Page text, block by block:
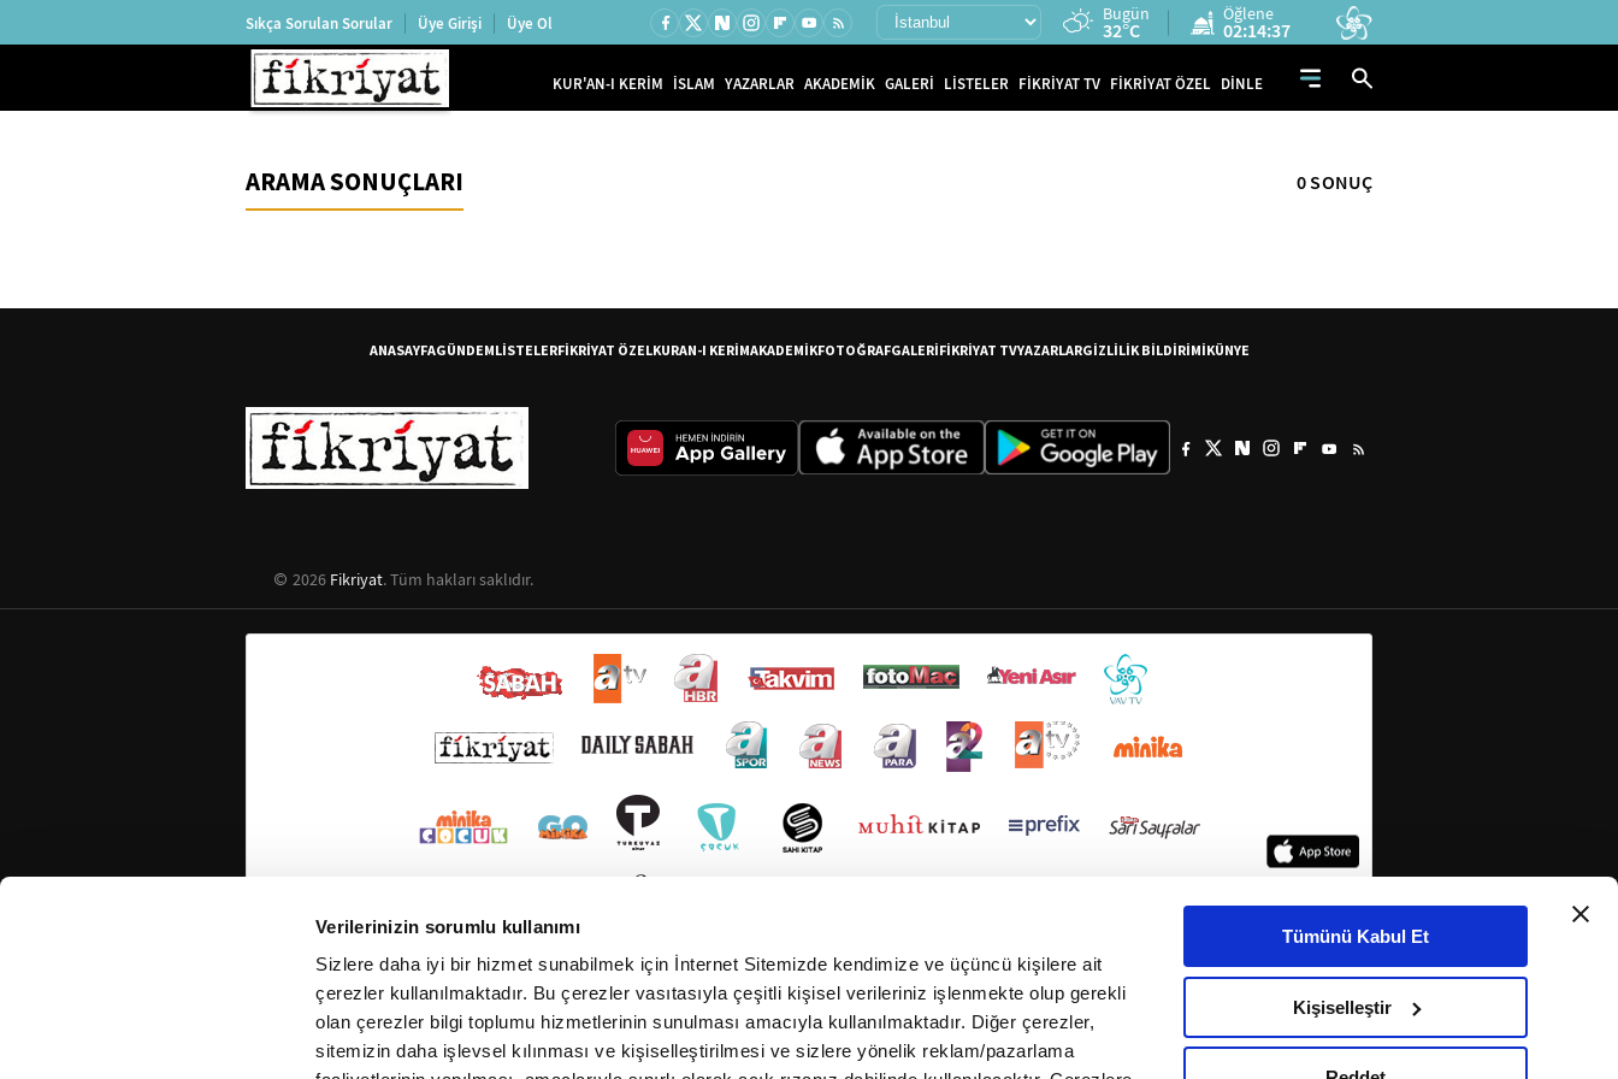
Verilerinizin sorumlu kullanımı
Sizlere daha iyi bir hizmet sunabilmek için İnternet Sitemizde kendimize ve üçüncü kişilere ait
çerezler kullanılmaktadır. Bu çerezler vasıtasıyla çeşitli kişisel verileriniz işlenmekte olup gerekli
olan çerezler bilgi toplumu hizmetlerinin sunulması amacıyla kullanılmaktadır. Diğer çerezler,
sitemizin daha işlevsel kılınması ve kişiselleştirilmesi ve sizlere yönelik reklam/pazarlama
Tümünü Kabul Et
Kişiselleştir
Sıkça Sorulan Sorular Üye Girişi Üye Ol Bugün
32°C
Öğlene
02:14:37
KUR'AN-I KERİM İSLAM YAZARLAR AKADEMİK GALERİ LİSTELER FİKRİYAT TV FİKRİYAT ÖZEL DİNLE
ARAMA SONUÇLARI 0 SONUÇ
ANASAYFAGÜNDEMLİSTELERFİKRİYAT ÖZELKURAN-I KERİMAKADEMİKFOTOĞRAFGALERİFİKRİYAT TVYAZARLARGİZLİLİK BİLDİRİMİKÜNYE
2026 Fikriyat. Tüm hakları saklıdır.